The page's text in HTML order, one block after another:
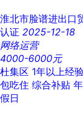
淮北市脸谱进出口
认证 2025-12-18
网络运营
4000-6000元
杜集区 1年以上经
包吃住 综合补贴
假日